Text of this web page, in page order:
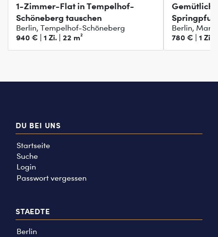
1-Zimmer-Flat in Tempelhof-
Schöneberg tauschen
Berlin, Tempelhof-Schöneberg
940 € | 1 Zi. | 22 m²
Berlin,
780 € | 1 Zi. |
DU BEI UNS
Startseite
Suche
Login
Passwort vergessen
STAEDTE
Berlin